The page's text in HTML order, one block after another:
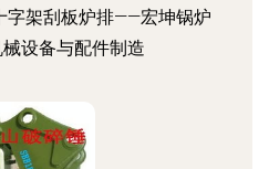
字架刮板炉排——宏坤锅炉
设备与配件制造